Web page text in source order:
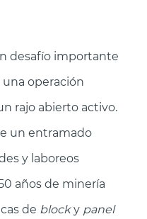
desafío importante
operación
rajo abierto activo.
un entramado
y laboreos
años de minería
de blocky panel